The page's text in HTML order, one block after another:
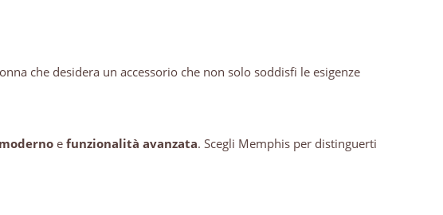
che desidera un accessorio che non solo soddisfi le esigenze
e funzionalità avanzata. Scegli Memphis per distinguerti